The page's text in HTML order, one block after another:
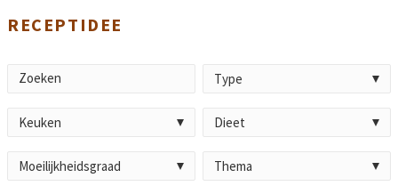
RECEPTIDEE
Zoeken Type
Type
Keuken
Keuken Dieet
Dieet
Moeilijkheidsgraad
Moeilijkheidsgraad Thema
Thema